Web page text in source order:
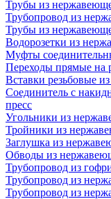
Трубы из
Трубопровод из
Трубы из
Водорозетки из
Муфты
Переходы прямые на
Вставки резьбовые
Соединитель с
пресс
Угольники из
Тройники из
Заглушка из
Обводы из
Трубопровод из
Трубопровод из
Трубопровод из